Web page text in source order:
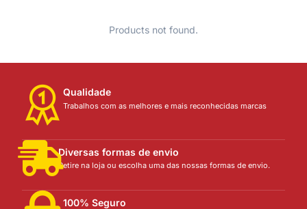
Products not found.
Qualidade
Trabalhos com as melhores e mais reconhecidas marcas
Diversas formas de envio
Retire na loja ou escolha uma das nossas formas de envio.
100% Seguro